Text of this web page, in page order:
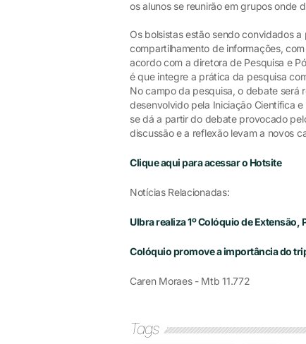
os alunos se reunirão em grupos onde
Os bolsistas estão sendo convidados
compartilhamento de informações,
acordo com a diretora de Pesquisa e
é que integre a prática da pesquisa
No campo da pesquisa, o debate será
desenvolvido pela Iniciação Científica
se dá a partir do debate provocado
discussão e a reflexão levam a novos
Clique aqui para acessar o Hotsite
Notícias Relacionadas:
Ulbra realiza 1º Colóquio de Extensão,
Colóquio promove a importância do
Caren Moraes - Mtb 11.772
Tags